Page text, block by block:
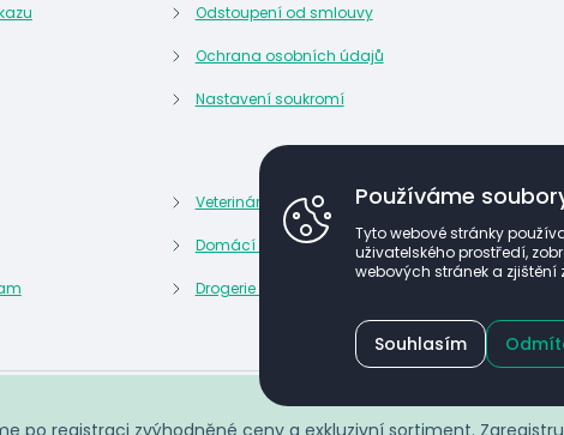
Používáme
Tyto webové stránky
uživatelského prostředí,
webových stránek a zjištění
Souhlasím
po registraci zvýhodněné ceny a exkluzivní sortiment.
Veterinární potřeby
Domácí lékárna
Drogerie a domácnost
Odstoupení od smlouvy
Ochrana osobních údajů
Nastavení soukromí
(c) ARGOMED CZ 2026